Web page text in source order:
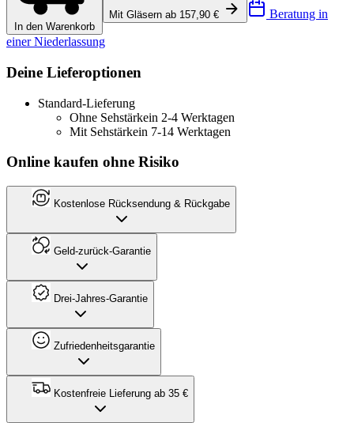
In den Warenkorb
Mit Gläsern ab 157,90 € Beratung in
einer Niederlassung
Deine Lieferoptionen
Standard-Lieferung
Ohne Sehstärkein 2-4 Werktagen
Mit Sehstärkein 7-14 Werktagen
Online kaufen ohne Risiko
Kostenlose Rücksendung & Rückgabe
Geld-zurück-Garantie
Drei-Jahres-Garantie
Zufriedenheitsgarantie
Kostenfreie Lieferung ab 35 €